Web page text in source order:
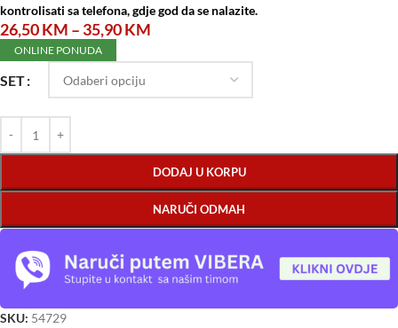
kontrolisati sa telefona, gdje god da se nalazite.
26,50KM – 35,90KM
ONLINE PONUDA
SET
DODAJ U KORPU
NARUČI ODMAH
SKU: 54729